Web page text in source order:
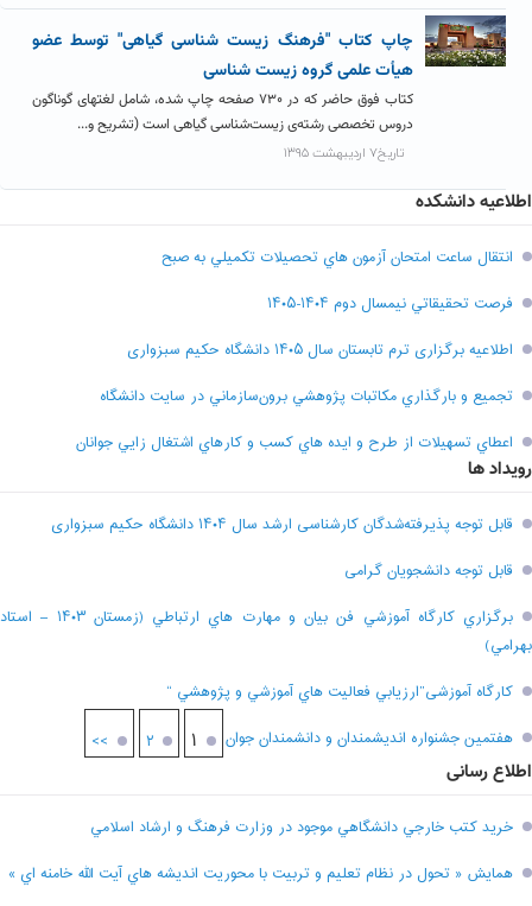
چاپ کتاب "فرهنگ زیست شناسی گیاهی" توسط عضو
هیأت علمی گروه زیست شناسی
کتاب فوق حاضر که در ۷۳۰ صفحه چاپ شده، شامل لغتهای گوناگون
دروس تخصصی رشته‌ی زیست‌شناسی گیاهی است (تشریح و...
تاریخ۷ اردیبهشت ۱۳۹۵
اطلاعیه دانشکده
انتقال ساعت امتحان آزمون هاي تحصيلات تکميلي به صبح
فرصت تحقيقاتي نیمسال دوم ۱۴۰۴-۱۴۰۵
اطلاعیه برگزاری ترم تابستان سال ۱۴۰۵ دانشگاه حکیم سبزواری
تجميع و بارگذاري مکاتبات پژوهشي برون‌سازماني در سايت دانشگاه
اعطاي تسهيلات از طرح و ايده هاي کسب و کارهاي اشتغال زايي جوانان
رویداد ها
قابل توجه پذیرفته‌شدگان کارشناسی ارشد سال ۱۴۰۴ دانشگاه حکیم سبزواری
قابل توجه دانشجویان گرامی
برگزاري کارگاه آموزشي فن بيان و مهارت هاي ارتباطي (زمستان ۱۴۰۳ – استاد
بهرامي)
کارگاه آموزشی”ارزيابي فعاليت هاي آموزشي و پژوهشي “
هفتمين جشنواره انديشمندان و دانشمندان جوان
۱ ۲ >>
اطلاع رسانی
خريد کتب خارجي دانشگاهي موجود در وزارت فرهنگ و ارشاد اسلامي
همايش « تحول در نظام تعليم و تربيت با محوريت انديشه هاي آيت الله خامنه اي »